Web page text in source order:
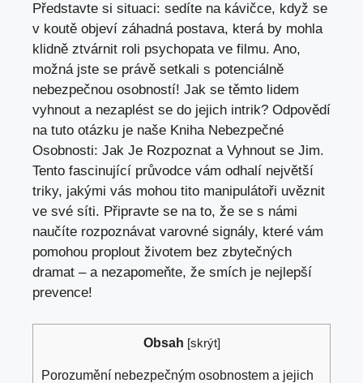
Představte si situaci: sedíte na kávičce, když se
v koutě objeví záhadná postava, která by mohla
klidně ztvárnit roli psychopata ve filmu. Ano,
možná jste se právě setkali s potenciálně
nebezpečnou osobností! Jak se těmto lidem
vyhnout a nezaplést se do jejich intrik? Odpovědí
na tuto otázku je naše Kniha Nebezpečné
Osobnosti: Jak Je Rozpoznat a Vyhnout se Jim.
Tento fascinující průvodce vám odhalí největší
triky, jakými vás mohou tito manipulátoři uvěznit
ve své síti. Připravte se na to, že se s námi
naučíte rozpoznávat varovné signály, které vám
pomohou proplout životem bez zbytečných
dramat – a nezapomeňte, že smích je nejlepší
prevence!
Obsah [skrýt]
Porozumění nebezpečným osobnostem a jejich